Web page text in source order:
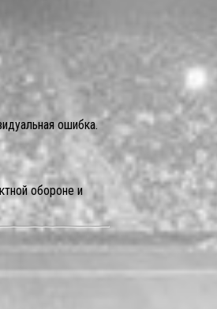
ошибка.
обороне и